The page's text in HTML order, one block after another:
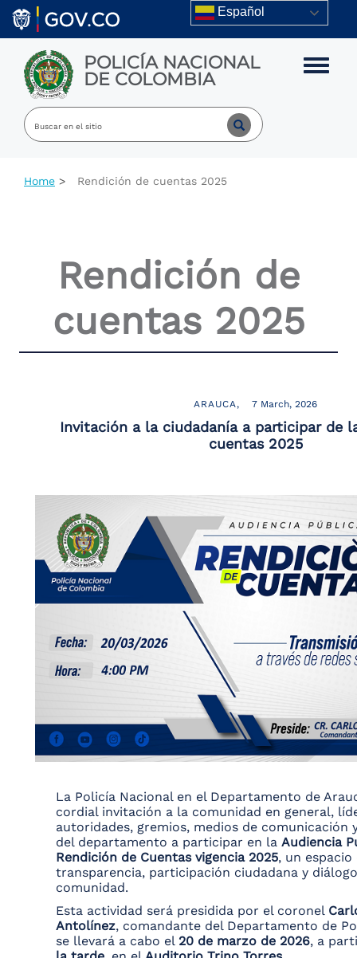
Skip to main content Español
POLICÍA NACIONAL
DE COLOMBIA Toggle
Home Rendición de cuentas 2025
Rendición de
cuentas 2025
ARAUCA 7 March, 2026
Invitación a la ciudadanía a participar de
cuentas 2025
La Policía Nacional en el Departamento de
cordial invitación a la comunidad en general,
autoridades, gremios, medios de comunicación
del departamento a participar en la Audiencia
Rendición de Cuentas vigencia 2025, un espacio
transparencia, participación ciudadana y
comunidad.
Esta actividad será presidida por el coronel
Antolínez, comandante del Departamento de
se llevará a cabo el 20 de marzo de 2026, a